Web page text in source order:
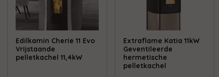
Edilkamin Cherie 11 Evo
Vrijstaande
pelletkachel 11,4kW
Extraflame Katia 11kW
Geventileerde
hermetische
pelletkachel